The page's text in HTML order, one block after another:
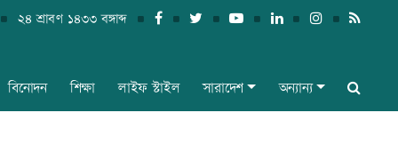
২৪ শ্রাবণ ১৪৩৩ বঙ্গাব্দ
বিনোদন শিক্ষা লাইফ স্টাইল সারাদেশ অন্যান্য